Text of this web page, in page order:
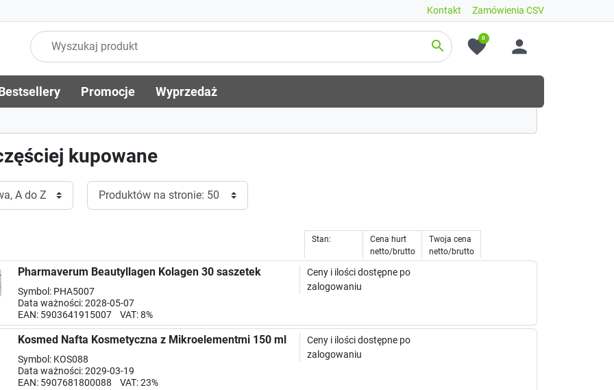
Zamówienia CSV
Kontakt
search favorite
0 person
Promocje Wyprzedaż
kupowane
Stan:
Cena hurt
netto/brutto
Twoja cena
netto/brutto
Pharmaverum Beautyllagen Kolagen 30 saszetek
Symbol: PHA5007
Data ważności: 2028-05-07
EAN: 5903641915007 VAT: 8%
Ceny i ilości dostępne po
zalogowaniu
Kosmed Nafta Kosmetyczna z Mikroelementmi 150 ml
Symbol: KOS088
Data ważności: 2029-03-19
EAN: 5907681800088 VAT: 23%
Ceny i ilości dostępne po
zalogowaniu